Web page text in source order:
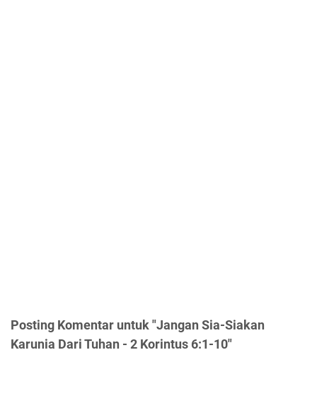
Posting Komentar untuk "Jangan Sia-Siakan
Karunia Dari Tuhan - 2 Korintus 6:1-10"